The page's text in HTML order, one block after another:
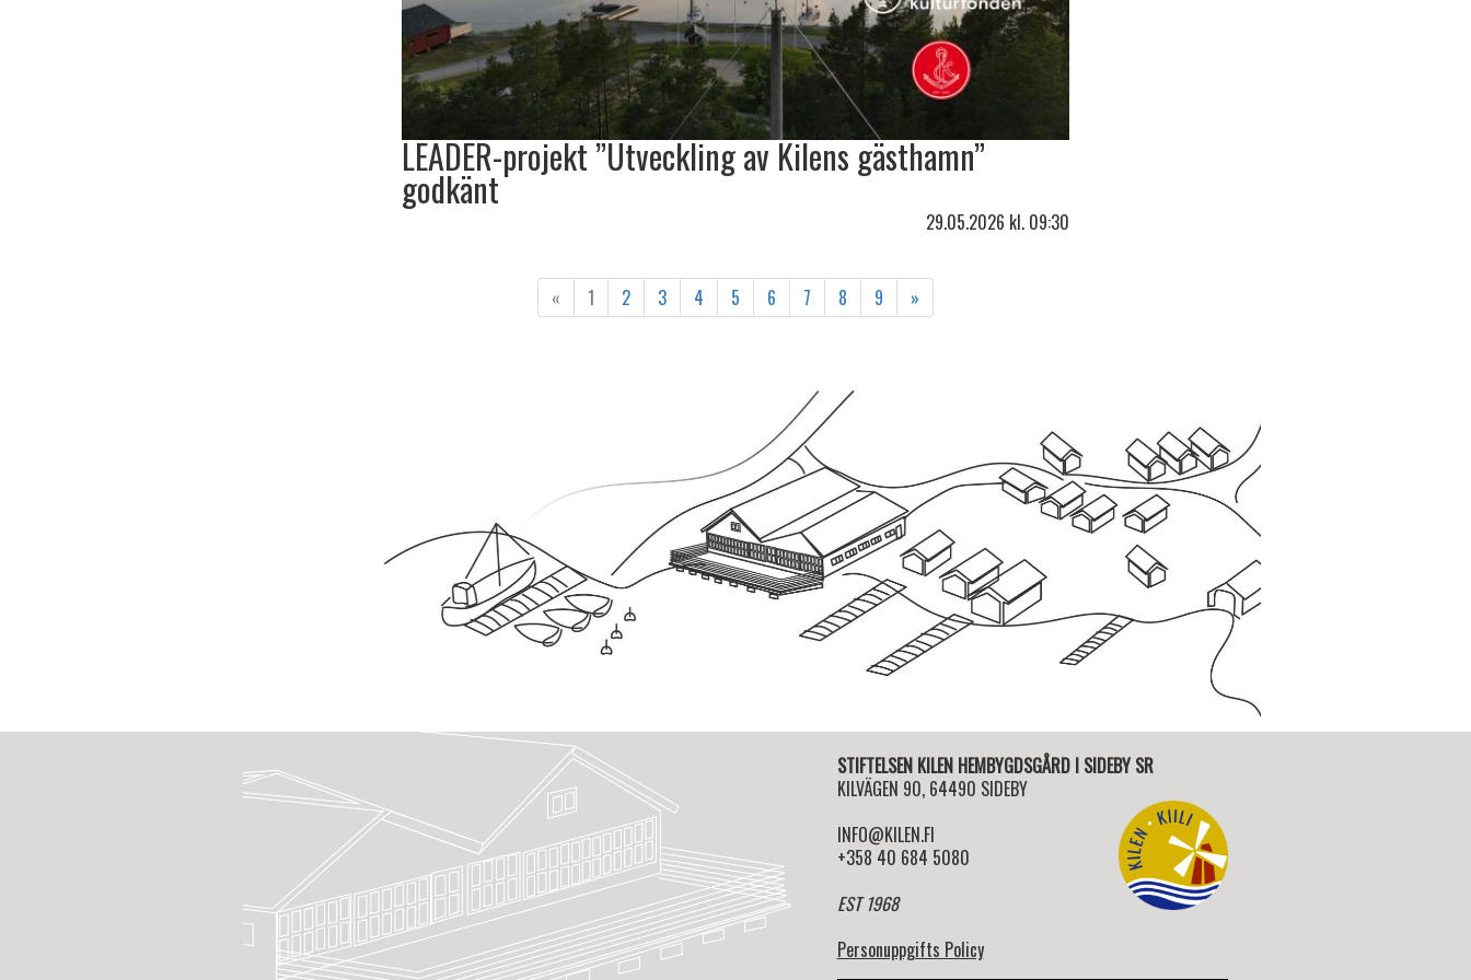
LEADER-projekt ”Utveckling av Kilens gästhamn”
godkänt
29.05.2026 kl. 09:30
« 1 2 3 4 5 6 7 8 9 »
STIFTELSEN KILEN HEMBYGDSGÅRD I SIDEBY SR
KILVÄGEN 90, 64490 SIDEBY
INFO@KILEN.FI
+358 40 684 5080
EST 1968
Personuppgifts Policy